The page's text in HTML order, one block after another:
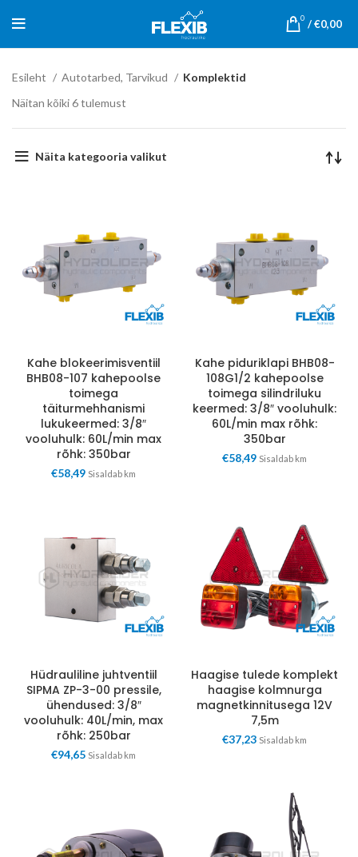
0 /€0,00
Esileht Autotarbed, Tarvikud
Komplektid
Näitan kõiki 6 tulemust
Näita kategooria valikut
Kahe blokeerimisventiil
BHB08-107 kahepoolse
toimega
täiturmehhanismi
lukukeermed: 3/8″
vooluhulk: 60L/min max
rõhk: 350bar
€58,49 Sisaldab km
Kahe piduriklapi BHB08-
108G1/2 kahepoolse
toimega silindriluku
keermed: 3/8″ vooluhulk:
60L/min max rõhk:
350bar
€58,49 Sisaldab km
Hüdrauliline juhtventiil
SIPMA ZP-3-00 pressile,
ühendused: 3/8″
vooluhulk: 40L/min, max
rõhk: 250bar
€94,65 Sisaldab km
Haagise tulede komplekt
haagise kolmnurga
magnetkinnitusega 12V
7,5m
€37,23 Sisaldab km